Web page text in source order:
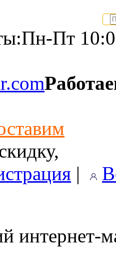
Пт
|
интернет-